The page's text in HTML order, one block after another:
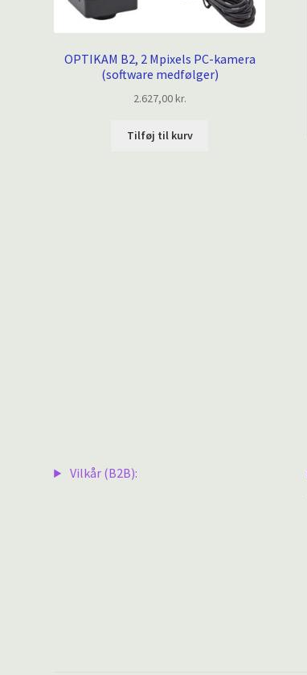
OPTIKAM B2, 2 Mpixels PC-kamera
(software medfølger)
2.627,00kr.
Tilføj til kurv
Vilkår (B2B):